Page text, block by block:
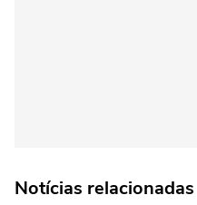
Notícias relacionadas